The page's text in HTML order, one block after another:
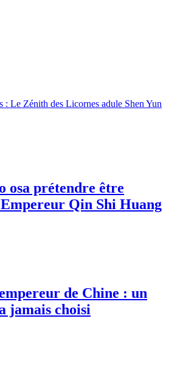
: Le Zénith des Licornes adule Shen Yun
osa prétendre être
Qin Shi Huang
de Chine : un
jamais choisi